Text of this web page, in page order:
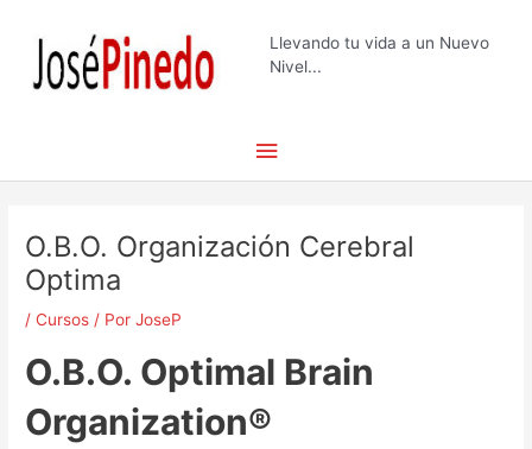
contenido
Llevando tu vida a un Nuevo
Nivel...
principal
O.B.O. Organización Cerebral
Optima
/Cursos / PorJoseP
O.B.O. Optimal Brain
Organization®
entradas